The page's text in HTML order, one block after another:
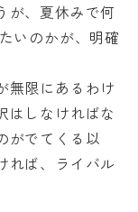
が、夏休みで何
いのかが、明確
無限にあるわけ
はしなければな
がでてくる以
れば、ライバル